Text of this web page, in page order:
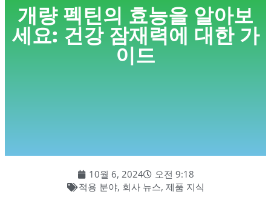
개량 펙틴의 효능을 알아보
세요: 건강 잠재력에 대한 가
이드
10월 6, 2024
오전 9:18
적용 분야, 회사 뉴스, 제품 지식